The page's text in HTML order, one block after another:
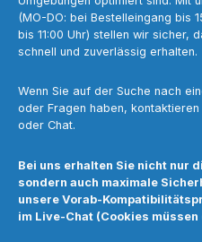
(MO-DO: bei Bestelleingang bis
bis 11:00 Uhr) stellen wir sicher,
schnell und zuverlässig erhalten.
Wenn Sie auf der Suche nach
oder Fragen haben,
oder Chat.
Bei uns erhalten Sie nicht nur
sondern auch maximale
unsere Vorab-
im Live-Chat (Cookies